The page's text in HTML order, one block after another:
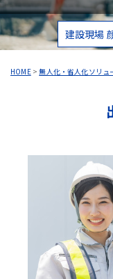
HOME>無人化・省人化ソリュ
建設現場